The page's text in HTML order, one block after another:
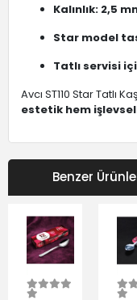
Kalınlık: 2,5
Star model
Tatlı servisi
Avcı ST110 Star Tatlı
estetik hem
Benzer